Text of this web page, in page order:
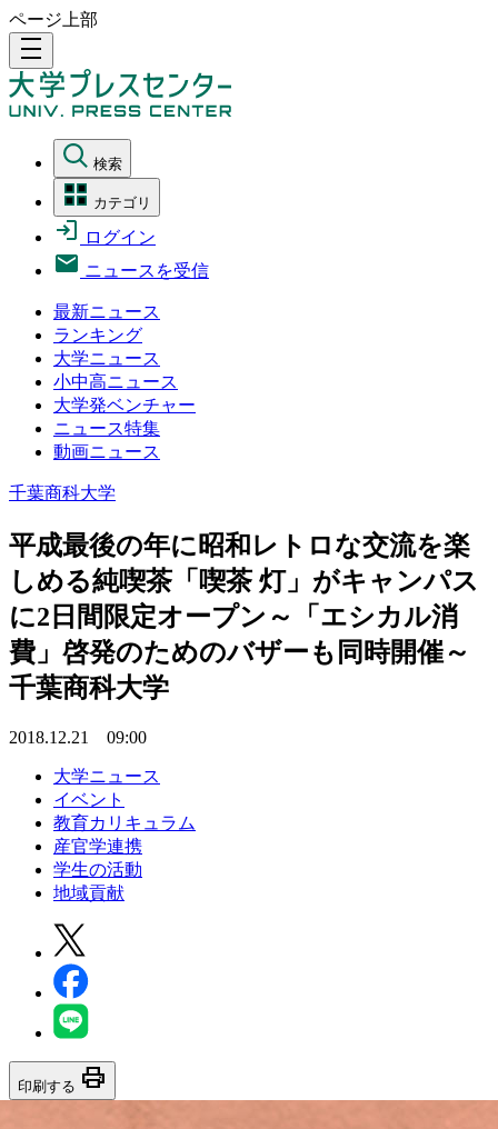
ページ上部
density_medium
検索
カテゴリ
ログイン
ニュースを受信
最新ニュース
ランキング
大学ニュース
小中高ニュース
大学発ベンチャー
ニュース特集
動画ニュース
千葉商科大学
平成最後の年に昭和レトロな交流を楽
しめる純喫茶「喫茶 灯」がキャンパス
に2日間限定オープン～「エシカル消
費」啓発のためのバザーも同時開催～
千葉商科大学
2018.12.21 09:00
大学ニュース
イベント
教育カリキュラム
産官学連携
学生の活動
地域貢献
印刷する print